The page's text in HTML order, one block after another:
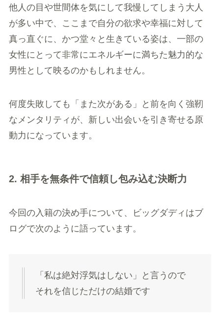
他人の目や世間体を気にして我慢してしまう大人
が多い中で、ここまで自分の欲求や幸福に対して
真っ直ぐに、かつ堂々と生きている姿は、一部の
女性にとって非常にエネルギーに満ちた魅力的な
男性として映るのかもしれません。
何度失敗しても「また次がある」と前を向く強靭
なメンタリティが、新しい出会いを引き寄せる原
動力になっています。
2. 相手を無条件で信頼し包み込む決断力
今回の入籍の決め手について、ビッグダディはブ
ログで次のように語っています。
「私は絶対浮気はしない」と言うので
それを信じただけの結婚です